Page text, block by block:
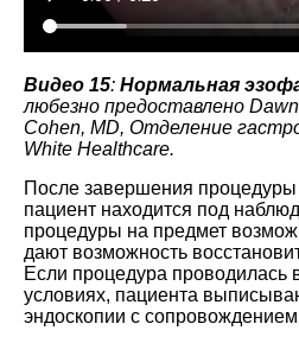
Видео 15: Нормальная
любезно предоставлено
Cohen, MD, Отделение
White Healthcare.
После завершения процедуры
пациент находится под
процедуры на предмет
дают возможность
Если процедура проводилась
условиях, пациента
эндоскопии с